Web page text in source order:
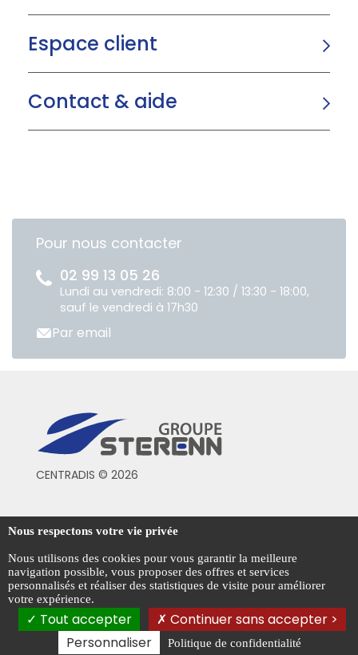
Espace client
Contact & aide
Pour nous contacter
02 99 13 05 26
Lundi au vendredi: 8:00 - 12:30 / 13:30 - 18:00,
sauf le vendredi à 17h30
Par email
CENTRADIS © 2026
Conditions générales de vente
Mentions légales
Politique de confidentialité
Gestion des cookies
Nous respectons votre vie privée
Nous utilisons des cookies pour vous garantir la meilleure
navigation possible, vous proposer des offres et services
personnalisés et réaliser des statistiques de visite pour améliorer
votre expérience.
Tout accepter
Continuer sans accepter >
Personnaliser
Politique de confidentialité